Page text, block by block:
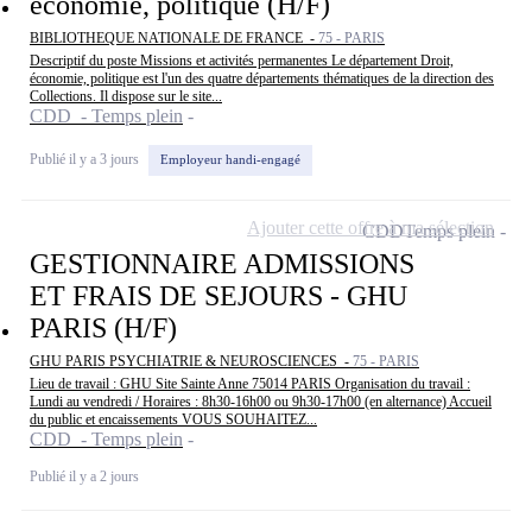
BIBLIOTHEQUE NATIONALE DE FRANCE - 75 - PARIS
Descriptif du poste Missions et activités permanentes Le département Droit,
économie, politique est l'un des quatre départements thématiques de la direction des
Collections. Il dispose sur le site...
CDD - Temps plein
Publié il y a 3 jours Employeur handi-engagé
GESTIONNAIRE ADMISSIONS
ET FRAIS DE SEJOURS - GHU
PARIS (H/F)
GHU PARIS PSYCHIATRIE & NEUROSCIENCES - 75 - PARIS
Lieu de travail : GHU Site Sainte Anne 75014 PARIS Organisation du travail :
Lundi au vendredi / Horaires : 8h30-16h00 ou 9h30-17h00 (en alternance) Accueil
du public et encaissements VOUS SOUHAITEZ...
CDD - Temps plein
Publié il y a 2 jours
CDDTemps plein
Ajouter cette offre à ma sélection